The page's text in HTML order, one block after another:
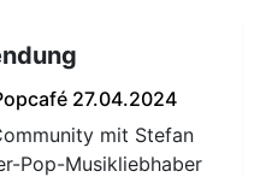
27.04.2024
mit Stefan
Pop-Musikliebhaber